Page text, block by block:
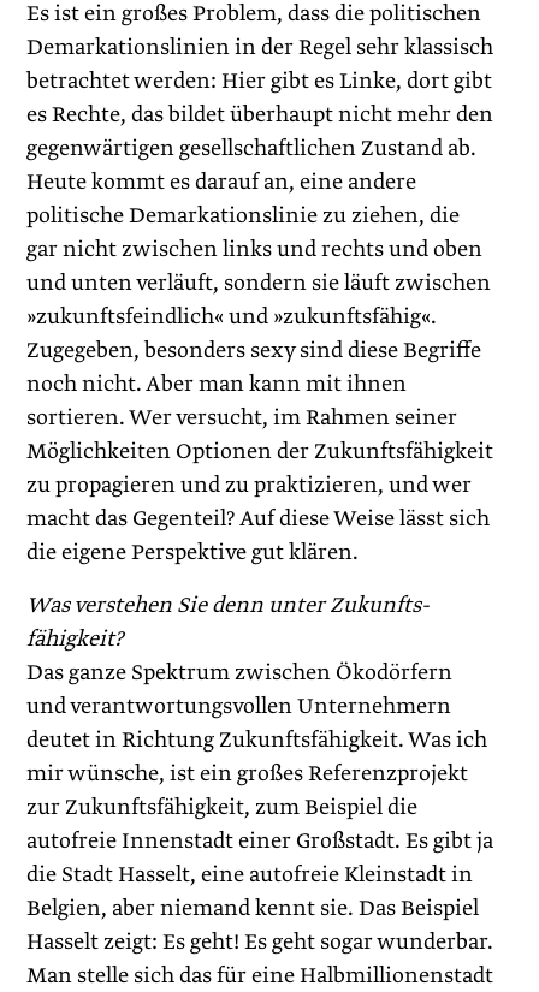
Es ist ein großes Problem, dass die politischen
Demarkationslinien in der Regel sehr klassisch
betrachtet werden: Hier gibt es Linke, dort gibt
es Rechte, das bildet überhaupt nicht mehr den
gegenwärtigen gesellschaftlichen Zustand ab.
Heute kommt es darauf an, eine andere
politische Demarkationslinie zu ziehen, die
gar nicht zwischen links und rechts und oben
und unten verläuft, sondern sie läuft zwischen
»zukunftsfeindlich« und »zukunfts­fähig«.
Zugegeben, besonders sexy sind diese Begriffe
noch nicht. Aber man kann mit ihnen
sortieren. Wer versucht, im Rahmen seiner
Möglichkeiten Optionen der Zukunftsfähigkeit
zu propagieren und zu praktizieren, und wer
macht das Gegenteil? Auf diese Weise lässt sich
die eigene Perspektive gut klären.
Was verstehen Sie denn unter Zukunfts­
fähigkeit?
Das ganze Spektrum zwischen Ökodörfern
und verantwortungsvollen Unternehmern
deutet in Richtung Zukunftsfähigkeit. Was ich
mir wünsche, ist ein großes Referenzprojekt
zur Zukunftsfähigkeit, zum Beispiel die
autofreie Innenstadt einer Großstadt. Es gibt ja
die Stadt Hasselt, eine autofreie Kleinstadt in
Belgien, aber niemand kennt sie. Das Beispiel
Hasselt zeigt: Es geht! Es geht sogar wunderbar.
Man stelle sich das für eine Halbmil­lionenstadt